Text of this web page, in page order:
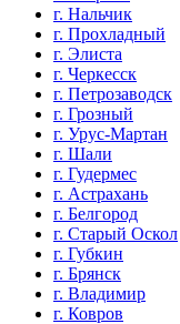
г. Нальчик
г. Прохладный
г. Элиста
г. Черкесск
г. Петрозаводск
г. Грозный
г. Урус-Мартан
г. Шали
г. Гудермес
г. Астрахань
г. Белгород
г. Старый Оскол
г. Губкин
г. Брянск
г. Владимир
г. Ковров